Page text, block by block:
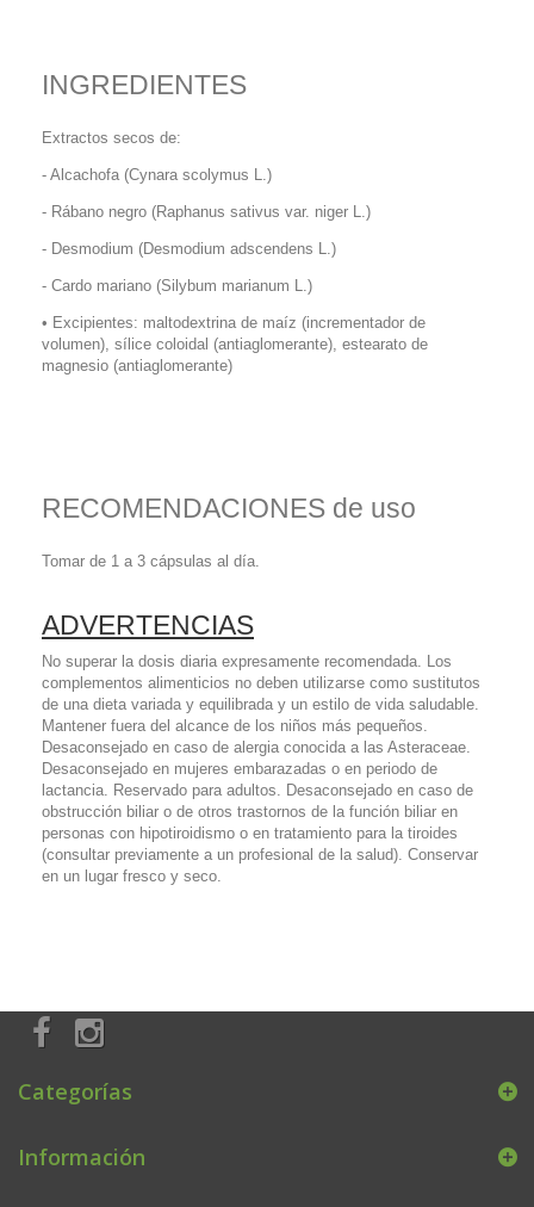
INGREDIENTES
Extractos secos de:
- Alcachofa (Cynara scolymus L.)
- Rábano negro (Raphanus sativus var. niger L.)
- Desmodium (Desmodium adscendens L.)
- Cardo mariano (Silybum marianum L.)
• Excipientes: maltodextrina de maíz (incrementador de
volumen), sílice coloidal (antiaglomerante), estearato de
magnesio (antiaglomerante)
RECOMENDACIONES de uso
Tomar de 1 a 3 cápsulas al día.
ADVERTENCIAS
No superar la dosis diaria expresamente recomendada. Los
complementos alimenticios no deben utilizarse como sustitutos
de una dieta variada y equilibrada y un estilo de vida saludable.
Mantener fuera del alcance de los niños más pequeños.
Desaconsejado en caso de alergia conocida a las Asteraceae.
Desaconsejado en mujeres embarazadas o en periodo de
lactancia. Reservado para adultos. Desaconsejado en caso de
obstrucción biliar o de otros trastornos de la función biliar en
personas con hipotiroidismo o en tratamiento para la tiroides
(consultar previamente a un profesional de la salud). Conservar
en un lugar fresco y seco.
Categorías
Información